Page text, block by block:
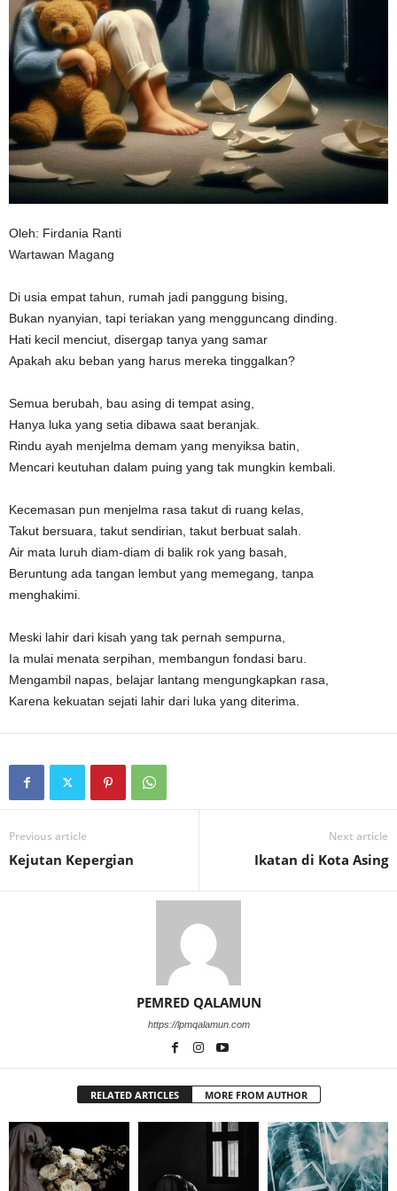
Oleh: Firdania Ranti
Wartawan Magang
Di usia empat tahun, rumah jadi panggung bising,
Bukan nyanyian, tapi teriakan yang mengguncang dinding.
Hati kecil menciut, disergap tanya yang samar
Apakah aku beban yang harus mereka tinggalkan?
Semua berubah, bau asing di tempat asing,
Hanya luka yang setia dibawa saat beranjak.
Rindu ayah menjelma demam yang menyiksa batin,
Mencari keutuhan dalam puing yang tak mungkin kembali.
Kecemasan pun menjelma rasa takut di ruang kelas,
Takut bersuara, takut sendirian, takut berbuat salah.
Air mata luruh diam-diam di balik rok yang basah,
Beruntung ada tangan lembut yang memegang, tanpa
menghakimi.
Meski lahir dari kisah yang tak pernah sempurna,
Ia mulai menata serpihan, membangun fondasi baru.
Mengambil napas, belajar lantang mengungkapkan rasa,
Karena kekuatan sejati lahir dari luka yang diterima.
Previous article
Kejutan Kepergian
Next article
Ikatan di Kota Asing
PEMRED QALAMUN
https://lpmqalamun.com
RELATED ARTICLES MORE FROM AUTHOR